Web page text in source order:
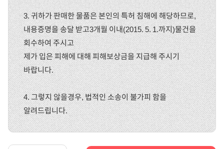
3. 귀하가 판매한 물품은 본인의 특허 침해에 해당하므로,
내용증명을 송달 받고3개월 이내(2015. 5. 1.까지)물건을
회수하여 주시고
제가 입은 피해에 대해 피해보상금을 지급해 주시기
바랍니다.
4. 그렇지 않을경우, 법적인 소송이 불가피 함을
알려드립니다.